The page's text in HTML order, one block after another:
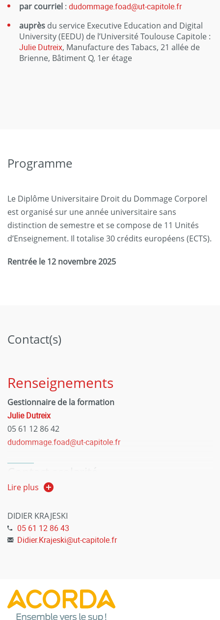
par courriel : dudommage.foad@ut-capitole.fr
auprès du service Executive Education and Digital
University (EEDU) de l’Université Toulouse Capitole :
Julie Dutreix, Manufacture des Tabacs, 21 allée de
Brienne, Bâtiment Q, 1er étage
Programme
Le Diplôme Universitaire Droit du Dommage Corporel
est organisé sur une année universitaire sans
distinction de semestre et se compose de 11 Unités
d’Enseignement. Il totalise 30 crédits européens (ECTS).
Rentrée le 12 novembre 2025
Contact(s)
Renseignements
Gestionnaire de la formation
Julie Dutreix
05 61 12 86 42
dudommage.foad@ut-capitole.fr
Didier Krajeski
Lire plus
DIDIER KRAJESKI
05 61 12 86 43
Didier.Krajeski@ut-capitole.fr